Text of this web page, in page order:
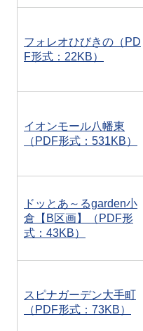
フォレオひびきの（PD
F形式：22KB）
イオンモール八幡東
（PDF形式：531KB）
ドッとあ～るgarden小
倉【B区画】（PDF形
式：43KB）
スピナガーデン大手町
（PDF形式：73KB）